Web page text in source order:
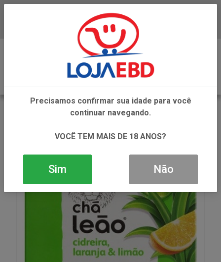
Baixe já nosso APP
REFRESCOS E CHAS
Precisamos confirmar sua idade para você
continuar navegando.
VOCÊ TEM MAIS DE 18 ANOS?
Sim Não